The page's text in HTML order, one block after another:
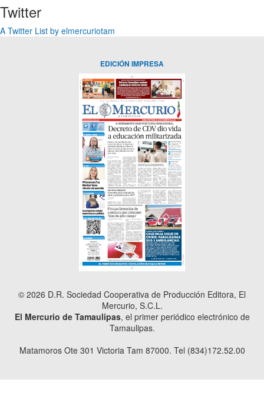
Twitter
A Twitter List by elmercuriotam
EDICIÓN IMPRESA
© 2026 D.R. Sociedad Cooperativa de Producción Editora, El
Mercurio, S.C.L.
El Mercurio de Tamaulipas, el primer periódico electrónico de
Tamaulipas.
Matamoros Ote 301 Victoria Tam 87000. Tel (834)172.52.00